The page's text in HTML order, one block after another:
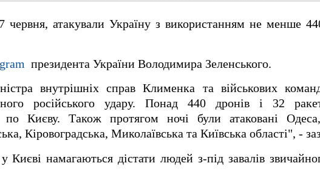
червня, атакували Україну з використанням не менше
президента України Володимира Зеленського.
внутрішніх справ Клименка та військових
російського удару. Понад 440 дронів і 32
по Києву. Також протягом ночі були атаковані
Кіровоградська, Миколаївська та Київська області", -
Києві намагаються дістати людей з-під завалів